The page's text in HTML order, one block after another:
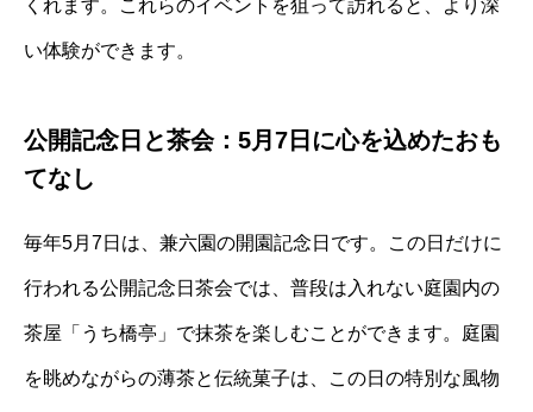
くれます。これらのイベントを狙って訪れると、より深
い体験ができます。
公開記念日と茶会：5月7日に心を込めたおも
てなし
毎年5月7日は、兼六園の開園記念日です。この日だけに
行われる公開記念日茶会では、普段は入れない庭園内の
茶屋「うち橋亭」で抹茶を楽しむことができます。庭園
を眺めながらの薄茶と伝統菓子は、この日の特別な風物